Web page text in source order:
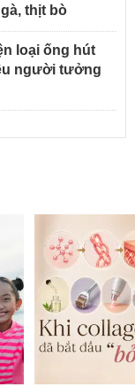
thịt bò
loại ống hút
người tưởng